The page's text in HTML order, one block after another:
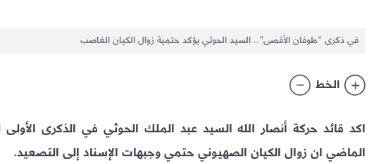
في ذكرى “طوفان الأقصى”.. السيد الحوثي يؤكد حتمية زوال الكيان الغاصب
الخط
اكد قائد حركة أنصار الله السيد عبد الملك الحوثي في الذكرى
الماضي ان زوال الكيان الصهيوني حتمي وجبهات الإسناد إلى التصعيد.